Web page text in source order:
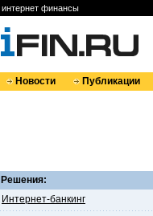
интернет финансы
Новости Публикации
Решения:
Интернет-банкинг